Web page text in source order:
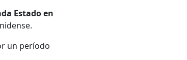
Estado en
un período